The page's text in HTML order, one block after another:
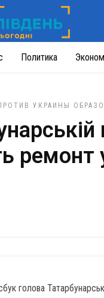
Политика
УКРАИНЫ
ремонт
голова